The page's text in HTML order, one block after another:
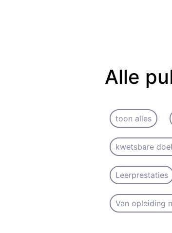
Alle
toon alles
kwetsbare
Leerprestaties
Van opleiding